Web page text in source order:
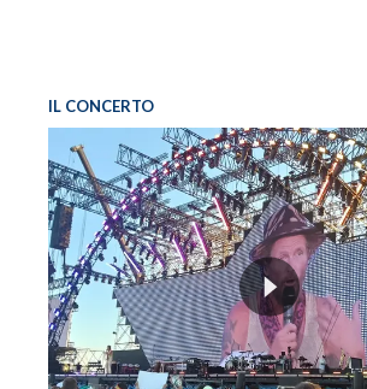
IL CONCERTO